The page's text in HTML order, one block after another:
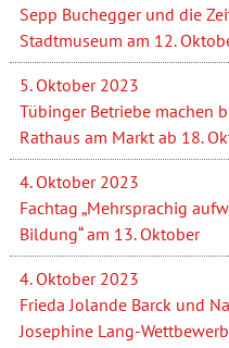
Sepp Buchegger und die
Stadtmuseum am 12.
5. Oktober 2023
Tübinger Betriebe machen
Rathaus am Markt ab 18.
4. Oktober 2023
Fachtag „Mehrsprachig
Bildung“ am 13. Oktober
4. Oktober 2023
Frieda Jolande Barck und
Josephine Lang-